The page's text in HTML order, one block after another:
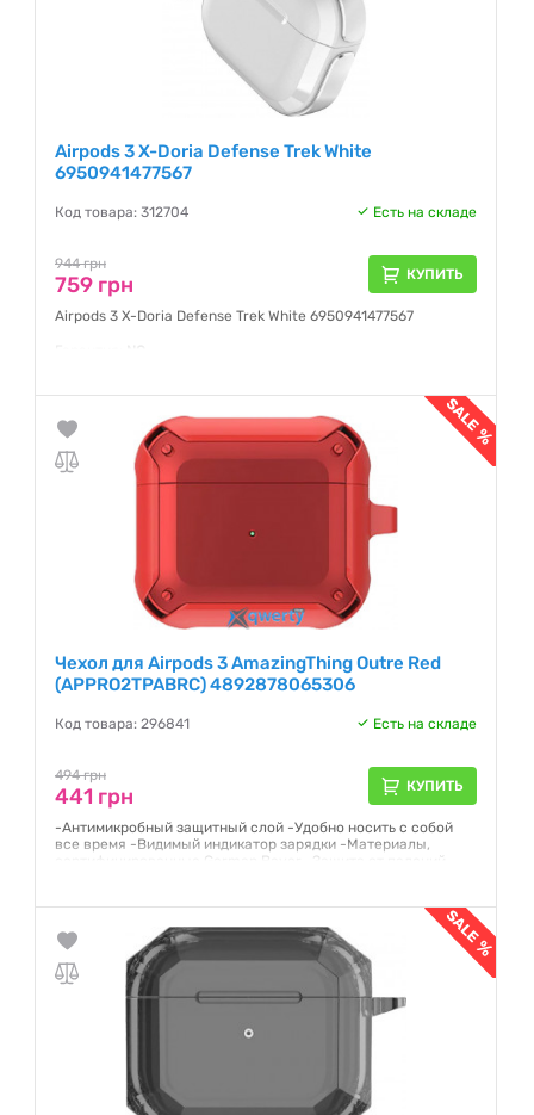
Airpods 3 X-Doria Defense Trek White
6950941477567
Код товара: 312704 Есть на складе
944 грн
759 грн КУПИТЬ
Airpods 3 X-Doria Defense Trek White 6950941477567
Чехол для Airpods 3 AmazingThing Outre Red
(APPRO2TPABRC) 4892878065306
Код товара: 296841 Есть на складе
494 грн
441 грн КУПИТЬ
-Антимикробный защитный слой -Удобно носить с собой
все время -Видимый индикатор зарядки -Материалы,
сертифицированные German Bayer -Защита от падений
Гарантия:NO